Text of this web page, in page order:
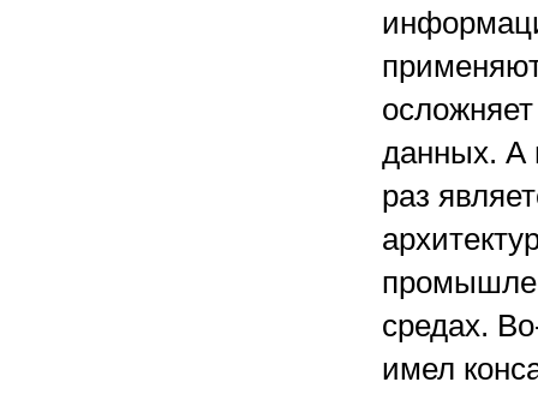
данных. А
раз
средах.
имел